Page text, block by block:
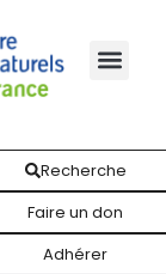
Recherche
Faire un don
Adhérer